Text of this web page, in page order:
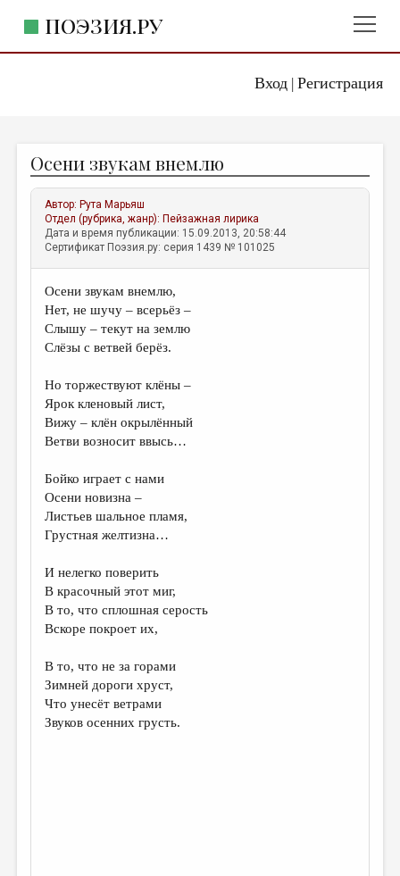
Вход| Регистрация
ПОЭЗИЯ.РУ
ЖАНРЫ
АВТОРЫ
КОММЕНТАРИИ
ЛИТСАЛОН
НОВОСТИ
ПРАВИЛА САЙТА
ИЗБРАННОЕ
ДАЙДЖЕСТ
ПЕРЕВОДЫ
КОНКУРСЫ
КНИЖНАЯ ПОЛКА
ОБЗОР ЛИТЕРАТУРЫ
ОБЪЯВЛЕНИЯ
КОЛОНКА РЕДАКТОРА
Осени звукам внемлю
Автор: Рута Марьяш
Отдел (рубрика, жанр): Пейзажная лирика
Дата и время публикации: 15.09.2013, 20:58:44
Сертификат Поэзия.ру: серия 1439 № 101025
Осени звукам внемлю,
Нет, не шучу – всерьёз –
Слышу – текут на землю
Слёзы с ветвей берёз.
Но торжествуют клёны –
Ярок кленовый лист,
Вижу – клён окрылённый
Ветви возносит ввысь…
Бойко играет с нами
Осени новизна –
Листьев шальное пламя,
Грустная желтизна…
И нелегко поверить
В красочный этот миг,
В то, что сплошная серость
Вскоре покроет их,
В то, что не за горами
Зимней дороги хруст,
Что унесёт ветрами
Звуков осенних грусть.